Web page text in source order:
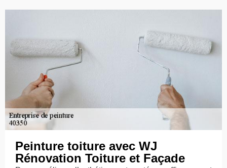
Peinture toiture avec WJ
Rénovation Toiture et Façade